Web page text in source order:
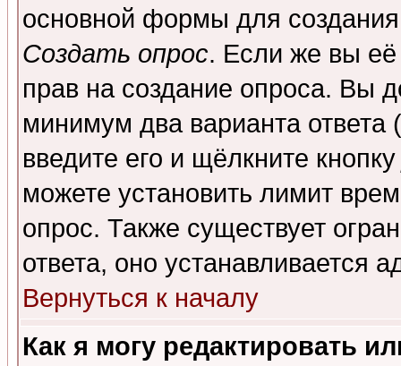
основной формы для
Создать опрос. Если же вы её
прав на создание опроса. Вы
минимум два варианта ответа
введите его и щёлкните
можете установить лимит
опрос. Также существует
ответа, оно устанавливается
Вернуться к началу
Как я могу редактировать